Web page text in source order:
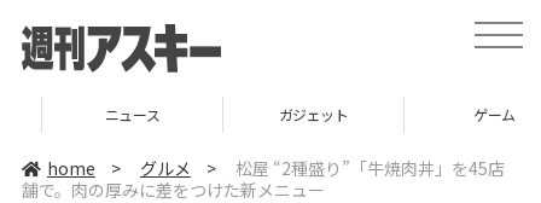
t
o
e
a
v
ニュース ガジェット
home > グルメ >
松屋 “2種盛り”「牛焼肉丼」を45店
舗で。肉の厚みに差をつけた新メニュー